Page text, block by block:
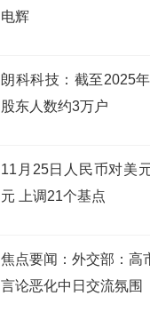
电辉
朗科科技：截至2025
股东人数约3万户
11月25日人民币对美
元 上调21个基点
焦点要闻：外交部：高
言论恶化中日交流氛围